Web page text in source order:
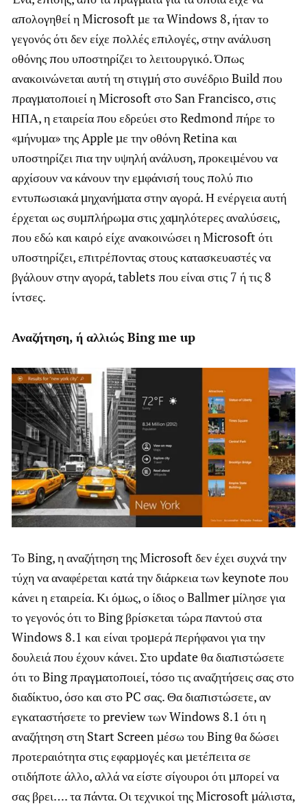
απολογηθεί η Microsoft με τα Windows 8, ήταν το
γεγονός ότι δεν είχε πολλές επιλογές, στην ανάλυση
οθόνης που υποστηρίζει το λειτουργικό. Όπως
ανακοινώνεται αυτή τη στιγμή στο συνέδριο Build που
πραγματοποιεί η Microsoft στο San Francisco, στις
ΗΠΑ, η εταιρεία που εδρεύει στο Redmond πήρε το
«μήνυμα» της Apple με την οθόνη Retina και
υποστηρίζει πια την υψηλή ανάλυση, προκειμένου να
αρχίσουν να κάνουν την εμφάνισή τους πολύ πιο
εντυπωσιακά μηχανήματα στην αγορά. Η ενέργεια αυτή
έρχεται ως συμπλήρωμα στις χαμηλότερες αναλύσεις,
που εδώ και καιρό είχε ανακοινώσει η Microsoft ότι
υποστηρίζει, επιτρέποντας στους κατασκευαστές να
βγάλουν στην αγορά, tablets που είναι στις 7 ή τις 8
ίντσες.
Αναζήτηση, ή αλλιώς Bing me up
Το Bing, η αναζήτηση της Microsoft δεν έχει συχνά την
τύχη να αναφέρεται κατά την διάρκεια των keynote που
κάνει η εταιρεία. Κι όμως, ο ίδιος ο Ballmer μίλησε για
το γεγονός ότι το Bing βρίσκεται τώρα παντού στα
Windows 8.1 και είναι τρομερά περήφανοι για την
δουλειά που έχουν κάνει. Στο update θα διαπιστώσετε
ότι το Bing πραγματοποιεί, τόσο τις αναζητήσεις σας στο
διαδίκτυο, όσο και στο PC σας. Θα διαπιστώσετε, αν
εγκαταστήσετε το preview των Windows 8.1 ότι η
αναζήτηση στη Start Screen μέσω του Bing θα δώσει
προτεραιότητα στις εφαρμογές και μετέπειτα σε
οτιδήποτε άλλο, αλλά να είστε σίγουροι ότι μπορεί να
σας βρει…. τα πάντα. Οι τεχνικοί της Microsoft μάλιστα,